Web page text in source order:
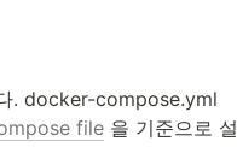
. docker-compose.yml
file 을 기준으로 설